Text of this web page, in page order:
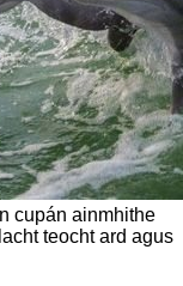
cupán ainmhithe
teocht ard agus